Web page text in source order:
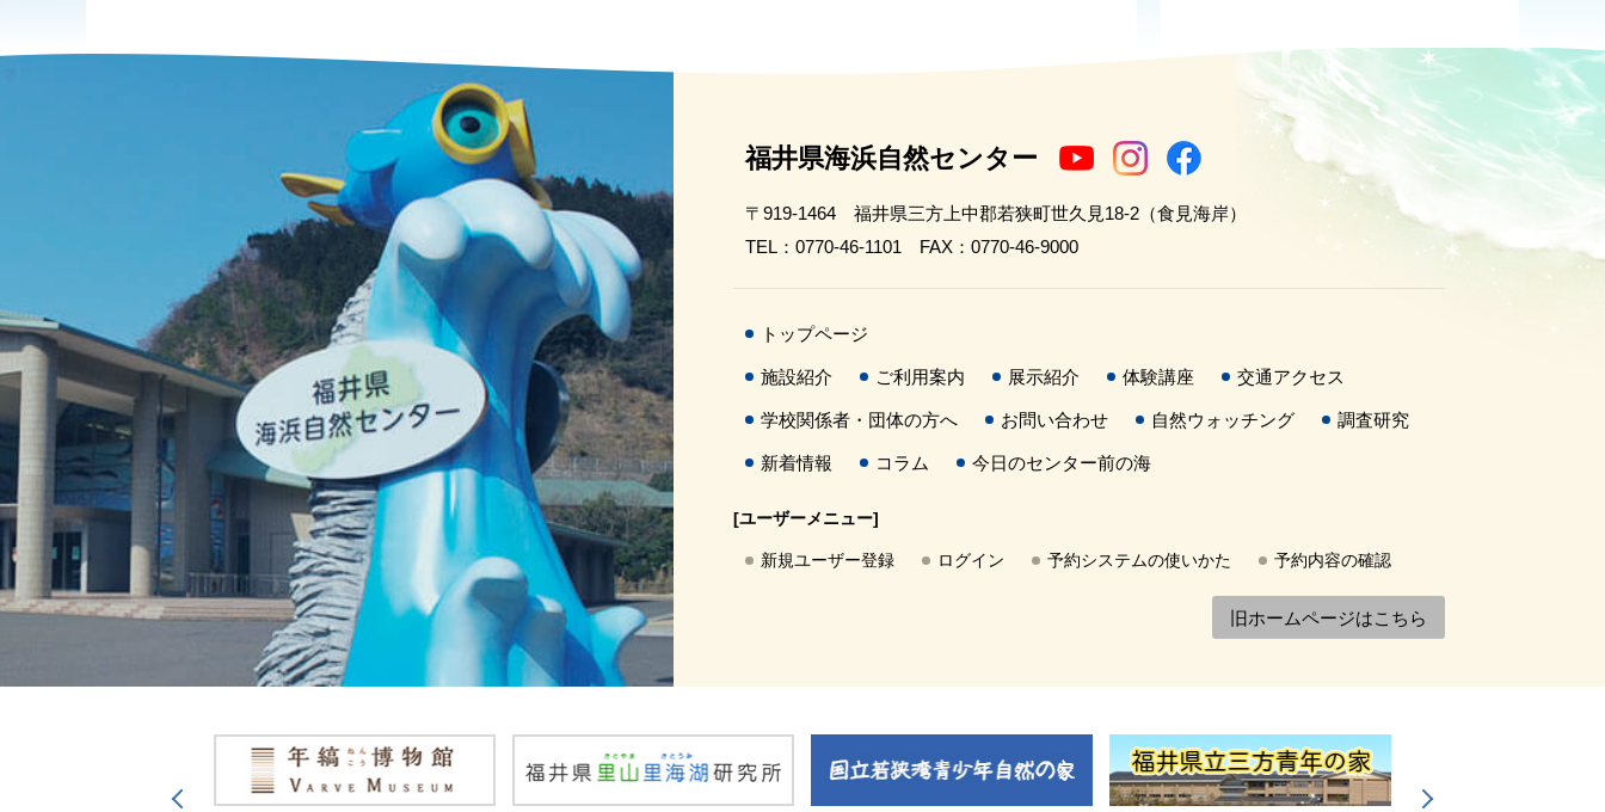
福井県海浜自然センター
〒919-1464 福井県三方上中郡若狭町世久見18-2（食見海岸）
TEL：0770-46-1101 FAX：0770-46-9000
トップページ
施設紹介 ご利用案内 展示紹介 体験講座 交通アクセス
学校関係者・団体の方へ お問い合わせ 自然ウォッチング 調査研究
新着情報 コラム 今日のセンター前の海
[ユーザーメニュー]
新規ユーザー登録 ログイン 予約システムの使いかた 予約内容の確認
旧ホームページはこちら